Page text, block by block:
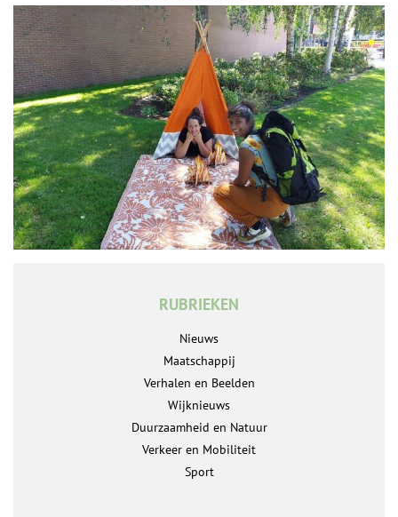
RUBRIEKEN
Nieuws
Maatschappij
Verhalen en Beelden
Wijknieuws
Duurzaamheid en Natuur
Verkeer en Mobiliteit
Sport